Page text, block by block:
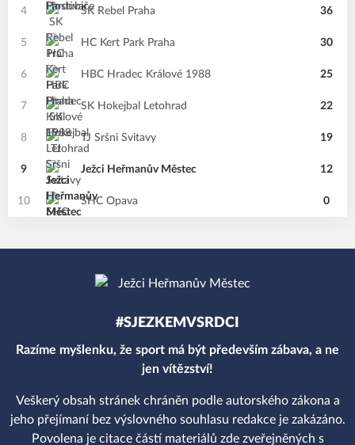
4 SK Rebel Praha 36
5 HC Kert Park Praha 30
6 HBC Hradec Králové 1988 25
7 SK Hokejbal Letohrad 22
8 TJ Sršni Svitavy 19
9 Ježci Heřmanův Městec 12
10 SHC Opava 0
#SJEZKEMVSRDCI
Razíme myšlenku, že sport má být především zábava, a ne
jen vítězství!
Veškerý obsah stránek chráněn podle autorského zákona a
jeho přejímaní bez výslovného souhlasu redakce je zakázáno.
Povolena je citace částí materiálů zde zveřejněných s